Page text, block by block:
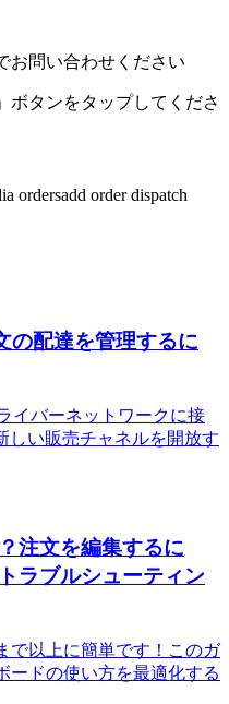
お問い合わせください
ボタンをタップしてくださ
ordersadd order dispatch
の配達を管理するに
イバーネットワークに接
しい販売チャネルを開放す
注文を編集するに
ラブルシューティン
で以上に簡単です！このガ
ードの使い方を最適化する